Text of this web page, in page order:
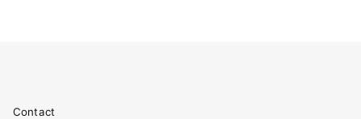
Contact